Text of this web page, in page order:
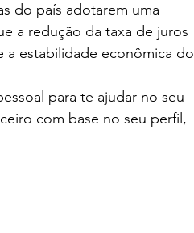
do país adotarem uma
a redução da taxa de juros
a estabilidade econômica do
para te ajudar no seu
com base no seu perfil,